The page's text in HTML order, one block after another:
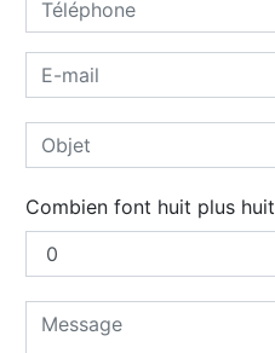
Combien font huit plus huit